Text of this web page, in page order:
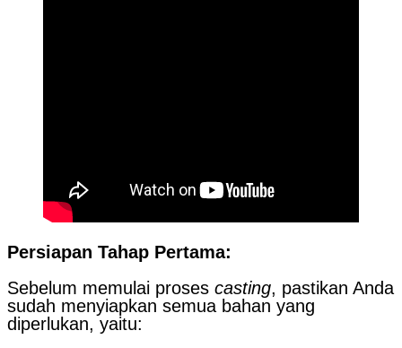
Persiapan Tahap Pertama:
Sebelum memulai proses casting, pastikan Anda
sudah menyiapkan semua bahan yang
diperlukan, yaitu: